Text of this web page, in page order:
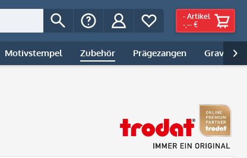
- Artikel
-,-- €
Motivstempel Zubehör Prägezangen Gravur |
